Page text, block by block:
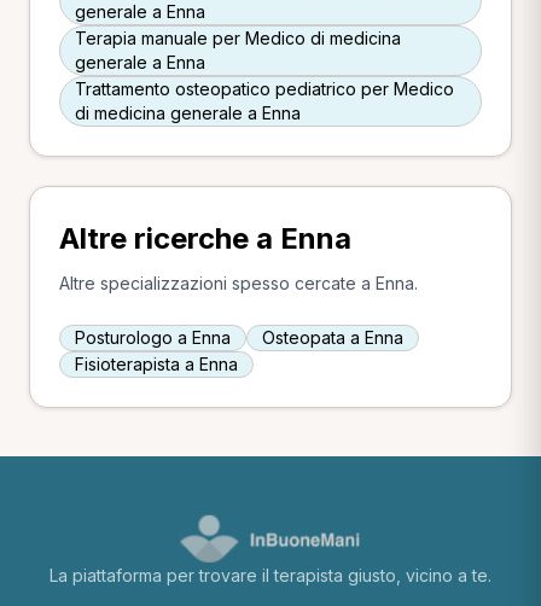
generale a Enna
Terapia manuale per Medico di medicina
generale a Enna
Trattamento osteopatico pediatrico per Medico
di medicina generale a Enna
Altre ricerche a Enna
Altre specializzazioni spesso cercate a Enna.
Posturologo a Enna
Osteopata a Enna
Fisioterapista a Enna
La piattaforma per trovare il terapista giusto, vicino a te.